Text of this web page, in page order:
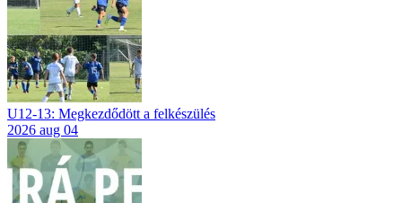
U12-13: Megkezdődött a felkészülés
2026 aug 04